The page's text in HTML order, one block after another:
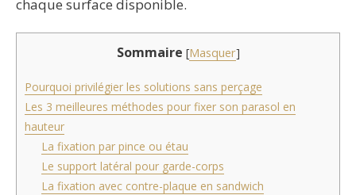
chaque surface disponible.
Sommaire [Masquer]
Pourquoi privilégier les solutions sans perçage
Les 3 meilleures méthodes pour fixer son parasol en
hauteur
La fixation par pince ou étau
Le support latéral pour garde-corps
La fixation avec contre-plaque en sandwich